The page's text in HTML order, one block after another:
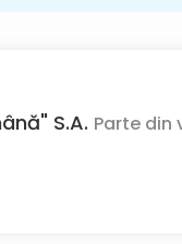
S.A. Parte din